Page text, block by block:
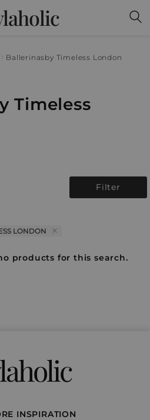
Ballerinasby Timeless London
Timeless
Filter
LONDON
products for this search.
INSPIRATION